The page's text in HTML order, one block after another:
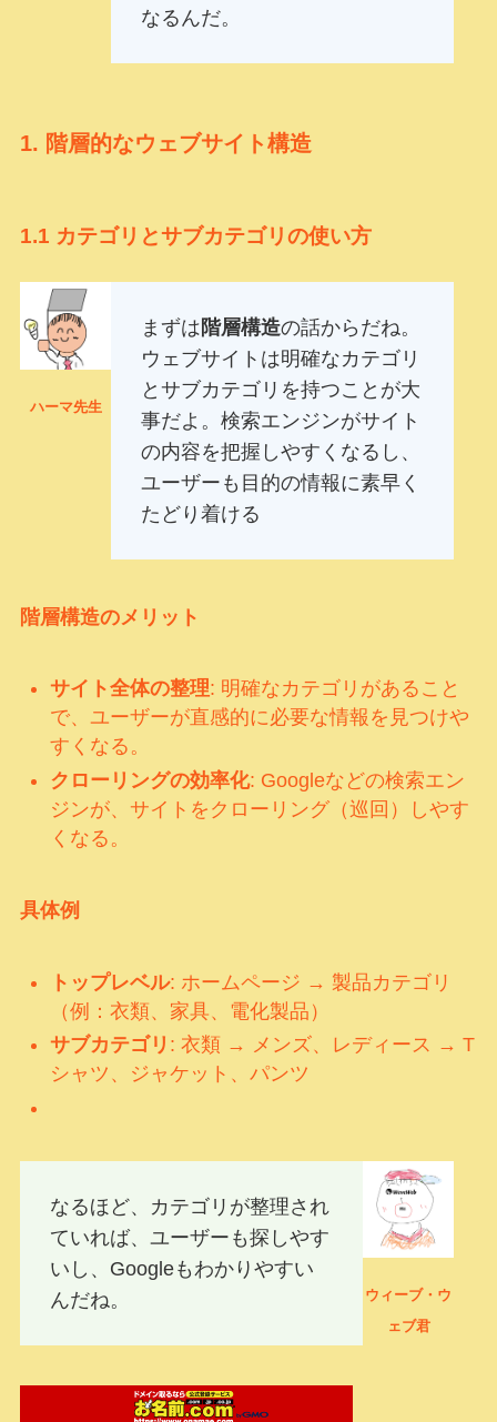
なるんだ。
1. 階層的なウェブサイト構造
1.1 カテゴリとサブカテゴリの使い方
ハーマ先生
まずは階層構造の話からだね。
ウェブサイトは明確なカテゴリ
とサブカテゴリを持つことが大
事だよ。検索エンジンがサイト
の内容を把握しやすくなるし、
ユーザーも目的の情報に素早く
たどり着ける
階層構造のメリット
サイト全体の整理: 明確なカテゴリがあること
で、ユーザーが直感的に必要な情報を見つけや
すくなる。
クローリングの効率化: Googleなどの検索エン
ジンが、サイトをクローリング（巡回）しやす
くなる。
具体例
トップレベル: ホームページ → 製品カテゴリ
（例：衣類、家具、電化製品）
サブカテゴリ : 衣類 → メンズ、レディース → T
シャツ、ジャケット、パンツ
なるほど、カテゴリが整理され
ていれば、ユーザーも探しやす
いし、Googleもわかりやすい
んだね。
ウィーブ・ウ
ェブ君